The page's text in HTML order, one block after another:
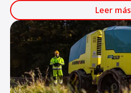
Múnich del 7 al 13 de abril.Leer más